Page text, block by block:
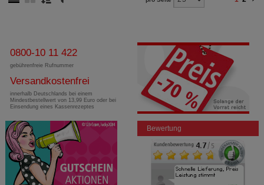
0800-10 11 422
gebührenfreie Rufnummer
Versandkostenfrei
innerhalb Deutschlands bei einem
Mindestbestellwert von 13,99 Euro oder bei
Einsendung eines Kassenrezeptes
Bewertung